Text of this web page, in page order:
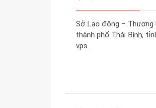
Sở Lao động – Thương
thành phố Thái Bình,
vps.